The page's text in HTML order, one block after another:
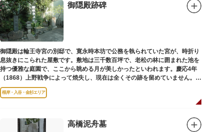
御隠殿跡碑
御隠殿は輪王寺宮の別邸で、寛永時本坊で公務を執られていた宮が、時折り
息抜きにこられた屋敷です。敷地は三千数百坪で、老松の林に囲まれた池を
持つ優雅な庭園で、ここから眺める月が美しかったといわれます。慶応4年
（1868）上野戦争によって焼失し、現在は全くその跡を留めていません。根
岸薬師堂（ねぎしやくしどう）にあります。
根岸・入谷・金杉エリア
高橋泥舟墓